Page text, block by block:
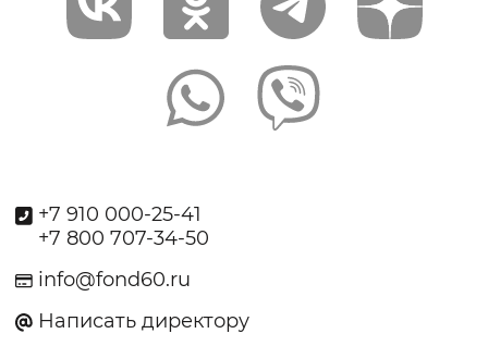
+7 910 000-25-41
+7 800 707-34-50
info@fond60.ru
Написать директору